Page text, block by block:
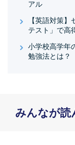
アル
【英語対策
テスト」で高
小学校高学年
勉強法とは？
みんなが読